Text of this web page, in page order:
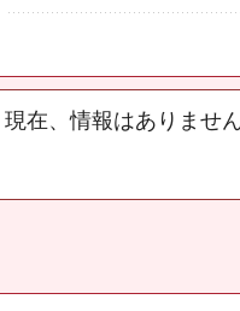
現在、情報はありません